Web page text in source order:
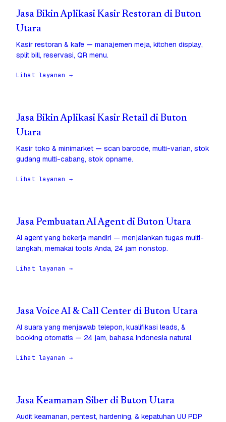
Jasa Bikin Aplikasi Kasir Restoran di Buton
Utara
Kasir restoran & kafe — manajemen meja, kitchen display,
split bill, reservasi, QR menu.
Lihat layanan →
Jasa Bikin Aplikasi Kasir Retail di Buton
Utara
Kasir toko & minimarket — scan barcode, multi-varian, stok
gudang multi-cabang, stok opname.
Lihat layanan →
Jasa Pembuatan AI Agent di Buton Utara
AI agent yang bekerja mandiri — menjalankan tugas multi-
langkah, memakai tools Anda, 24 jam nonstop.
Lihat layanan →
Jasa Voice AI & Call Center di Buton Utara
AI suara yang menjawab telepon, kualifikasi leads, &
booking otomatis — 24 jam, bahasa Indonesia natural.
Lihat layanan →
Jasa Keamanan Siber di Buton Utara
Audit keamanan, pentest, hardening, & kepatuhan UU PDP